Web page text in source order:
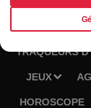
TRAQUEURS
JEUX
HOROSCOPE